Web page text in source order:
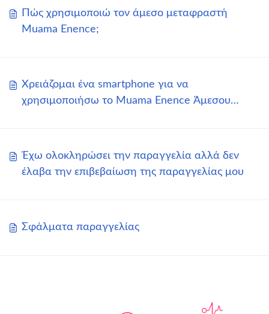
Πώς χρησιμοποιώ τον άμεσο μεταφραστή
Muama Enence;
Χρειάζομαι ένα smartphone για να
χρησιμοποιήσω το Muama Enence Άμεσου
Έχω ολοκληρώσει την παραγγελία αλλά δεν
έλαβα την επιβεβαίωση της παραγγελίας μου
Σφάλματα παραγγελίας